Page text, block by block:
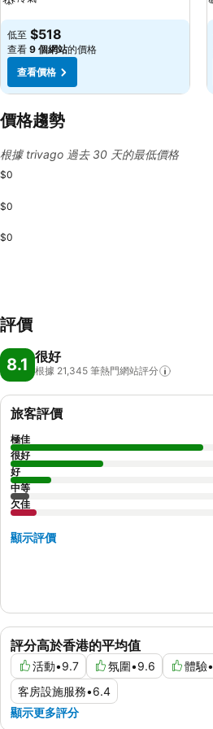
查看價格
低至 $518
查看 9 個網站的價格
查看價格
價格趨勢
根據 trivago 過去 30 天的最低價格
$0
$0
$0
評價
8.1 很好
根據 21,345 筆熱門網站評分
評分高於香港的平均值
活動•9.7 氛圍•9.6 體驗•
客房設施服務•6.4
顯示更多評分
旅客評價
極佳
很好
好
中等
欠佳
顯示評價